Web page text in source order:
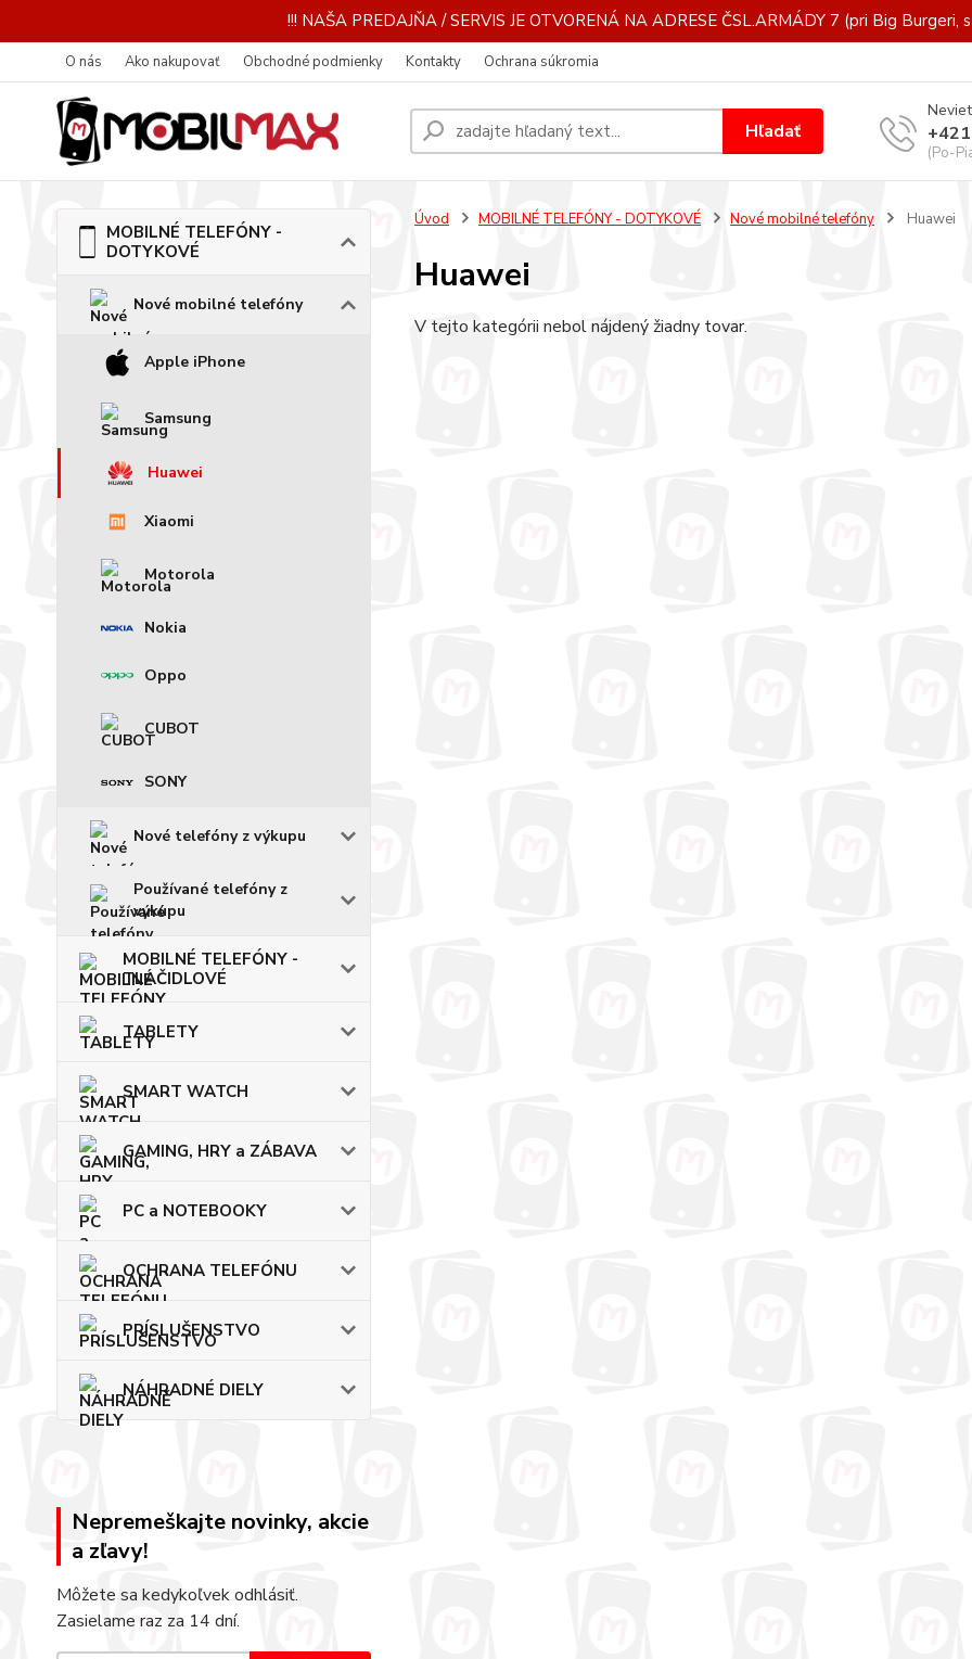
!!! NAŠA PREDAJŇA / SERVIS JE OTVORENÁ NA ADRESE ČSL.ARMÁDY 7 (pri Big Burgeri,
O nás Ako nakupovať Obchodné podmienky Kontakty Ochrana súkromia
Hľadať
(Po-
MOBILNÉ TELEFÓNY -
DOTYKOVÉ
Nové mobilné telefóny
Apple iPhone
Samsung
Huawei
Xiaomi
Motorola
Nokia
Oppo
CUBOT
SONY
Nové telefóny z výkupu
Používané telefóny z
výkupu
MOBILNÉ TELEFÓNY -
TLAČIDLOVÉ
TABLETY
SMART WATCH
GAMING, HRY a ZÁBAVA
PC a NOTEBOOKY
OCHRANA TELEFÓNU
PRÍSLUŠENSTVO
NÁHRADNÉ DIELY
Nepremeškajte novinky, akcie
a zľavy!
Môžete sa kedykoľvek odhlásiť.
Zasielame raz za 14 dní.
Úvod MOBILNÉ TELEFÓNY - DOTYKOVÉ Nové mobilné telefóny Huawei
Huawei
V tejto kategórii nebol nájdený žiadny tovar.